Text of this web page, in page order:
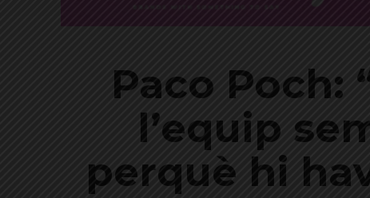
Paco Poch:
l’equip
perquè hi